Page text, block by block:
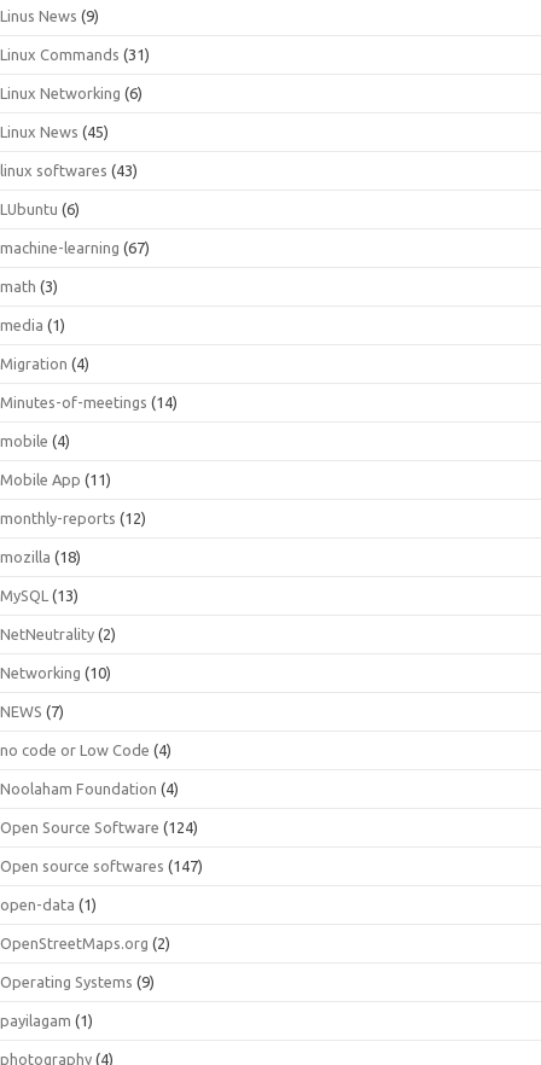
Linus News (9)
Linux Commands (31)
Linux Networking (6)
Linux News (45)
linux softwares (43)
LUbuntu (6)
machine-learning (67)
math (3)
media (1)
Migration (4)
Minutes-of-meetings (14)
mobile (4)
Mobile App (11)
monthly-reports (12)
mozilla (18)
MySQL (13)
NetNeutrality (2)
Networking (10)
NEWS (7)
no code or Low Code (4)
Noolaham Foundation (4)
Open Source Software (124)
Open source softwares (147)
open-data (1)
OpenStreetMaps.org (2)
Operating Systems (9)
payilagam (1)
photography (4)